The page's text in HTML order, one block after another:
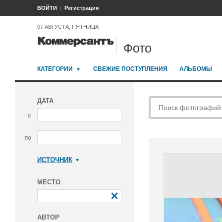
ВОЙТИ Регистрация
07 АВГУСТА, ПЯТНИЦА
Фото
КАТЕГОРИИ СВЕЖИЕ ПОСТУПЛЕНИЯ АЛЬБОМЫ
ДАТА
с
по
ИСТОЧНИК
МЕСТО
АВТОР